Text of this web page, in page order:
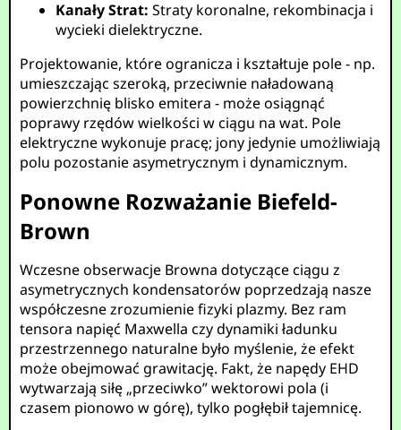
Kanały Strat: Straty koronalne, rekombinacja i
wycieki dielektryczne.
Projektowanie, które ogranicza i kształtuje pole - np.
umieszczając szeroką, przeciwnie naładowaną
powierzchnię blisko emitera - może osiągnąć
poprawy rzędów wielkości w ciągu na wat. Pole
elektryczne wykonuje pracę; jony jedynie umożliwiają
polu pozostanie asymetrycznym i dynamicznym.
Ponowne Rozważanie Biefeld-
Brown
Wczesne obserwacje Browna dotyczące ciągu z
asymetrycznych kondensatorów poprzedzają nasze
współczesne zrozumienie fizyki plazmy. Bez ram
tensora napięć Maxwella czy dynamiki ładunku
przestrzennego naturalne było myślenie, że efekt
może obejmować grawitację. Fakt, że napędy EHD
wytwarzają siłę „przeciwko” wektorowi pola (i
czasem pionowo w górę), tylko pogłębił tajemnicę.